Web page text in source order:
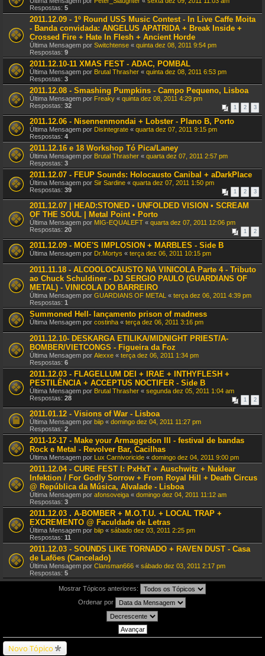
Respostas: 5
2011.12.09 - 1º Round USS Music Contest - In Live Caffe Moita
- Banda convidada: ANGELUS APATRIDA + Break Inside +
Crossed Fire + Hate In Flesh + Ancient Horde
Última Mensagem por Switchtense « quinta dez 08, 2011 9:54 pm
Respostas: 9
2011.12.10-11 XMAS FEST - ADAC, POMBAL
Última Mensagem por Brutal Thrasher « quinta dez 08, 2011 6:53 pm
Respostas: 3
2011.12.08 - Smashing Pumpkins - Campo Pequeno, Lisboa
Última Mensagem por Freaky « quinta dez 08, 2011 4:29 pm
Respostas: 32 1 2 3
2011.12.06 - Nisennenmondai + Lobster - Plano B, Porto
Última Mensagem por Disintegrate « quarta dez 07, 2011 9:15 pm
Respostas: 4
2011.12.16 e 18 Workshop Tó Pica/Laney
Última Mensagem por Brutal Thrasher « quarta dez 07, 2011 2:57 pm
Respostas: 3
2011.12.07 - FEUP Sounds: Holocausto Canibal + aDarkPlace
Última Mensagem por Sir Sardine « quarta dez 07, 2011 1:50 pm
Respostas: 39 1 2 3
2011.12.07 | HEAD:STONED • UNFOLDED VISION • SCREAM
OF THE SOUL | Metal Point • Porto
Última Mensagem por MIG-EQUALEFT « quarta dez 07, 2011 12:06 pm
Respostas: 20 1 2
2011.12.09 - MOE'S IMPLOSION + MARBLES - Side B
Última Mensagem por Dr.Mortys « terça dez 06, 2011 10:15 pm
2011.11.18 - ALCOOLOCAUSTO NA VINICOLA Parte 4 - Tributo
ao Chuck Schuldiner - DJ SERGIO PAULO (GUARDIANS OF
METAL) - VINICOLA DO BARREIRO
Última Mensagem por GUARDIANS OF METAL « terça dez 06, 2011 4:39 pm
Respostas: 1
Summoned Hell- lançamento prison of madness
Última Mensagem por costinha « terça dez 06, 2011 3:16 pm
2011.12.10- DESKARGA ETILIKA/MIDNIGHT PRIEST/A-
BOMBER/VIETCONGS - Figueira da Foz
Última Mensagem por Alexxe « terça dez 06, 2011 1:34 pm
Respostas: 6
2011.12.03 - FLAGELLUM DEI + IRAE + INTHYFLESH +
PESTILÊNCIA + ACCEPTUS NOCTIFER - Side B
Última Mensagem por Brutal Thrasher « segunda dez 05, 2011 1:04 am
Respostas: 28 1 2
2011.01.12 - Visions of War - Lisboa
Última Mensagem por biip « domingo dez 04, 2011 11:27 pm
Respostas: 2
2011-12-17 - Make your Armaggedon III - festival de bandas
Rock e Metal - Revolver Bar, Cacilhas
Última Mensagem por Lux Carnivoricide « domingo dez 04, 2011 9:00 pm
2011.12.04 - CURE FEST I: PxHxT + Auschwitz + Nuklear
Infektion / For Godly Sorrow + From Royal Hill + Death Circus
@ República da Música, Alvalade - Lisboa
Última Mensagem por afonsoveiga « domingo dez 04, 2011 11:12 am
Respostas: 3
2011.12.03 . A-BOMBER + M.O.T.U. + LOCAL TRAP +
EXCREMENTO @ Faculdade de Letras
Última Mensagem por biip « sábado dez 03, 2011 2:25 pm
Respostas: 11
2011.12.03 - SOUNDS LIKE TORNADO + RAVEN DUST - Casa
de Lafões (Cancelado)
Última Mensagem por Clansman666 « sábado dez 03, 2011 2:17 pm
Respostas: 5
Mostrar Tópicos anteriores:
Ordenar por
Novo Tópico